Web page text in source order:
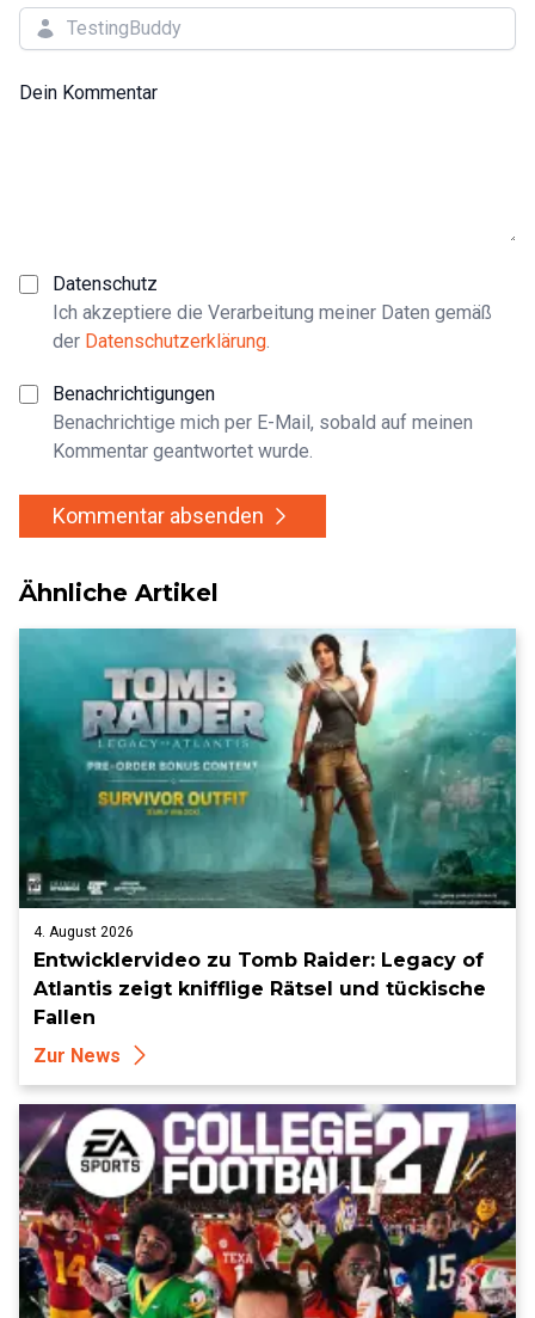
Dein Kommentar
Datenschutz
Ich akzeptiere die Verarbeitung meiner Daten gemäß
der Datenschutzerklärung
Benachrichtigungen
Benachrichtige mich per E-Mail, sobald auf meinen
Kommentar geantwortet wurde.
Kommentar absenden
Ähnliche Artikel
4. August 2026
Entwicklervideo zu Tomb Raider: Legacy of
Atlantis zeigt knifflige Rätsel und tückische
Fallen
Zur News